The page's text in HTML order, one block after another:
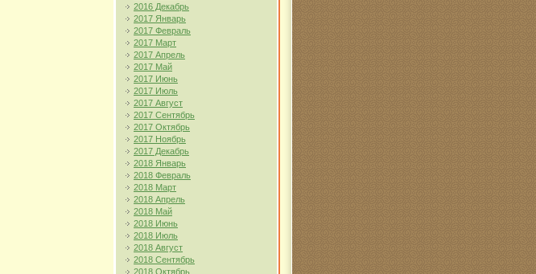
2016 Декабрь
2017 Январь
2017 Февраль
2017 Март
2017 Апрель
2017 Май
2017 Июнь
2017 Июль
2017 Август
2017 Сентябрь
2017 Октябрь
2017 Ноябрь
2017 Декабрь
2018 Январь
2018 Февраль
2018 Март
2018 Апрель
2018 Май
2018 Июнь
2018 Июль
2018 Август
2018 Сентябрь
2018 Октябрь